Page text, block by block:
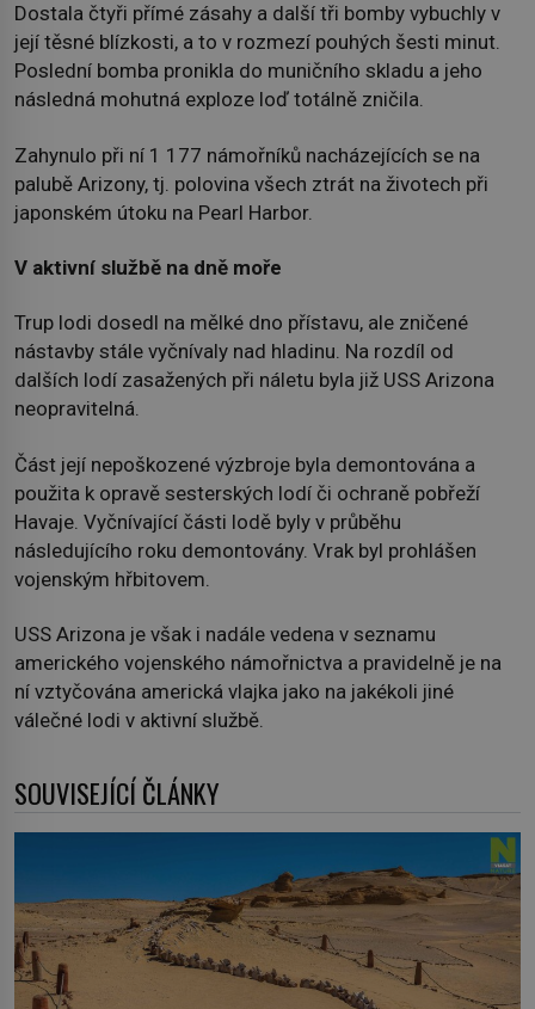
Dostala čtyři přímé zásahy a další tři bomby vybuchly v
její těsné blízkosti, a to v rozmezí pouhých šesti minut.
Poslední bomba pronikla do muničního skladu a jeho
následná mohutná exploze loď totálně zničila.
Zahynulo při ní 1 177 námořníků nacházejících se na
palubě Arizony, tj. polovina všech ztrát na životech při
japonském útoku na Pearl Harbor.
V aktivní službě na dně moře
Trup lodi dosedl na mělké dno přístavu, ale zničené
nástavby stále vyčnívaly nad hladinu. Na rozdíl od
dalších lodí zasažených při náletu byla již USS Arizona
neopravitelná.
Část její nepoškozené výzbroje byla demontována a
použita k opravě sesterských lodí či ochraně pobřeží
Havaje. Vyčnívající části lodě byly v průběhu
následujícího roku demontovány. Vrak byl prohlášen
vojenským hřbitovem.
USS Arizona je však i nadále vedena v seznamu
amerického vojenského námořnictva a pravidelně je na
ní vztyčována americká vlajka jako na jakékoli jiné
válečné lodi v aktivní službě.
SOUVISEJÍCÍ ČLÁNKY